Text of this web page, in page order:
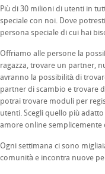
Più di 30 milioni di utenti in
speciale con noi. Dove
persona speciale di cui hai
Offriamo alle persone la
ragazza, trovare un partner,
avranno la possibilità di
partner di scambio e trovare
potrai trovare moduli per
utenti. Scegli quello più
amore online semplicemente
Ogni settimana ci sono
comunità e incontra nuove